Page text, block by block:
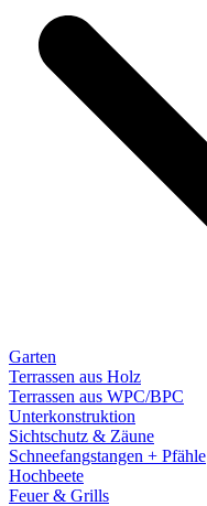
Garten
Terrassen aus Holz
Terrassen aus WPC/BPC
Unterkonstruktion
Sichtschutz & Zäune
Schneefangstangen + Pfähle
Hochbeete
Feuer & Grills